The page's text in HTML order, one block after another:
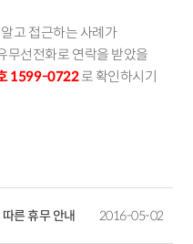
고 접근하는 사례가
무선전화로 연락을 받았을
1599-0722 로 확인하시기
른 휴무 안내 2016-05-02